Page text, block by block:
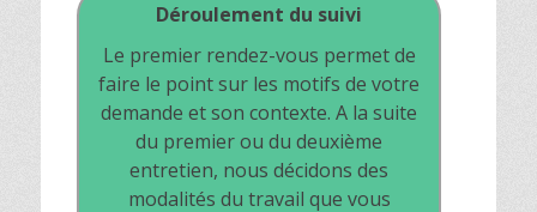
Déroulement du suivi
Le premier rendez-vous permet de
faire le point sur les motifs de votre
demande et son contexte. A la suite
du premier ou du deuxième
entretien, nous décidons des
modalités du travail que vous